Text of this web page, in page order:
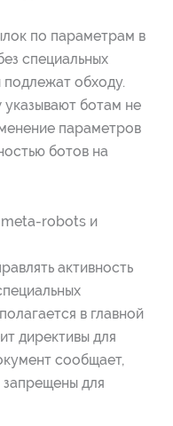
по параметрам в
специальных
обходу.
ботам не
параметров
ботов на
meta-robots и
активность
в главной
директивы для
сообщает,
для